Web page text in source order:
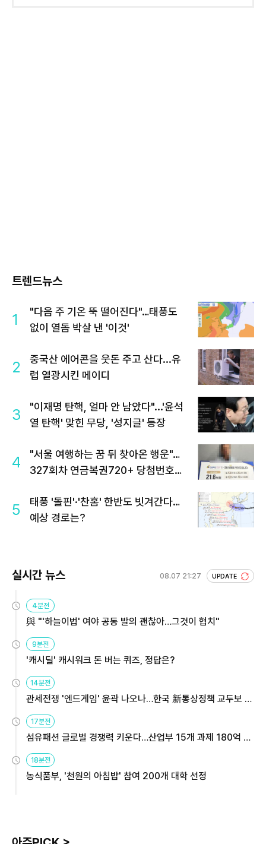
트렌드뉴스
1
"다음 주 기온 뚝 떨어진다"…태풍도
없이 열돔 박살 낸 '이것'
2
중국산 에어콘을 웃돈 주고 산다...유
럽 열광시킨 메이디
3
"이재명 탄핵, 얼마 안 남았다"...'윤석
열 탄핵' 맞힌 무당, '성지글' 등장
4
"서울 여행하는 꿈 뒤 찾아온 행운"…
327회차 연금복권720+ 당첨번호조
5
태풍 '돌핀'·'찬홈' 한반도 빗겨간다…
예상 경로는?
실시간 뉴스 08.07 21:27 UPDATE
4분전
與 "'하늘이법' 여야 공동 발의 괜찮아…그것이 협치"
9분전
'캐시딜' 캐시워크 돈 버는 퀴즈, 정답은?
14분전
관세전쟁 '엔드게임' 윤곽 나오나…한국 新통상정책 교두보 활
용해야
17분전
섬유패션 글로벌 경쟁력 키운다…산업부 15개 과제 180억 지
원
18분전
농식품부, '천원의 아침밥' 참여 200개 대학 선정